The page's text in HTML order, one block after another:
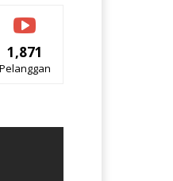
1,871
Pelanggan